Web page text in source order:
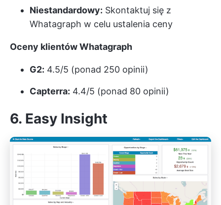
Niestandardowy: Skontaktuj się z
Whatagraph w celu ustalenia ceny
Oceny klientów Whatagraph
G2: 4.5/5 (ponad 250 opinii)
Capterra: 4.4/5 (ponad 80 opinii)
6. Easy Insight